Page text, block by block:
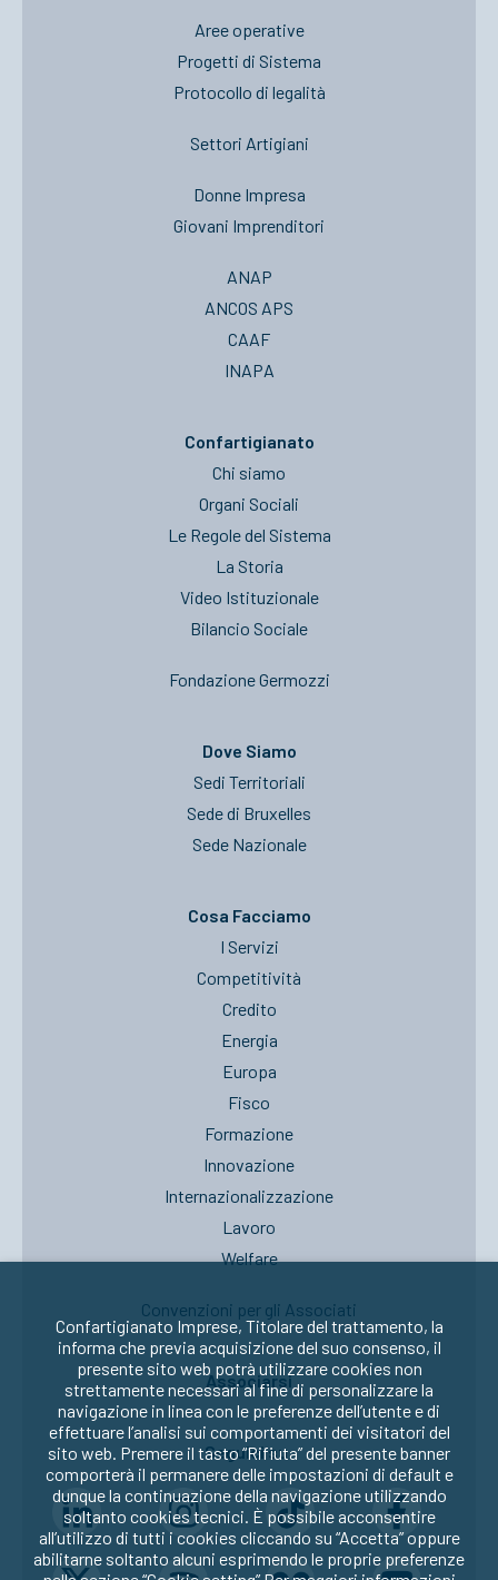
Aree operative
Progetti di Sistema
Protocollo di legalità
Settori Artigiani
Donne Impresa
Giovani Imprenditori
ANAP
ANCOS APS
CAAF
INAPA
Confartigianato
Chi siamo
Organi Sociali
Le Regole del Sistema
La Storia
Video Istituzionale
Bilancio Sociale
Fondazione Germozzi
Dove Siamo
Sedi Territoriali
Sede di Bruxelles
Sede Nazionale
Cosa Facciamo
I Servizi
Competitività
Credito
Energia
Europa
Fisco
Formazione
Innovazione
Internazionalizzazione
Lavoro
Welfare
Convenzioni per gli Associati
Associarsi
Seguici su:
Confartigianato Imprese, Titolare del trattamento, la
informa che previa acquisizione del suo consenso, il
presente sito web potrà utilizzare cookies non
strettamente necessari al fine di personalizzare la
navigazione in linea con le preferenze dell’utente e di
effettuare l’analisi sui comportamenti dei visitatori del
sito web. Premere il tasto “Rifiuta” del presente banner
comporterà il permanere delle impostazioni di default e
dunque la continuazione della navigazione utilizzando
soltanto cookies tecnici. È possibile acconsentire
all’utilizzo di tutti i cookies cliccando su “Accetta” oppure
abilitarne soltanto alcuni esprimendo le proprie preferenze